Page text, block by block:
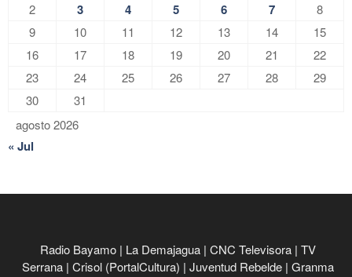
agosto 2026
2 3 4 5 6 7
8
9
10 11 12 13 14
15
16
17 18 19 20 21
22
23
24 25 26 27 28
29
30
31
« Jul
Radio Bayamo | La Demajagua | CNC Televisora | TV
Serrana | Crisol (PortalCultura) | Juventud Rebelde | Granma